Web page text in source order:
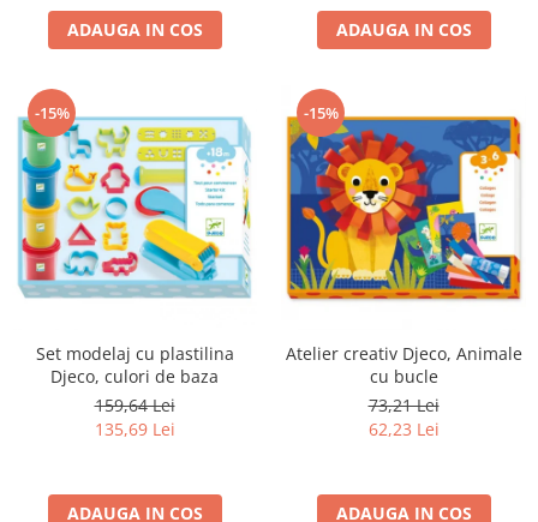
ADAUGA IN COS ADAUGA IN COS
-15%
Set modelaj cu plastilina
Djeco, culori de baza
159,64 Lei
135,69 Lei
ADAUGA IN COS
-15%
Atelier creativ Djeco, Animale
cu bucle
73,21 Lei
62,23 Lei
ADAUGA IN COS